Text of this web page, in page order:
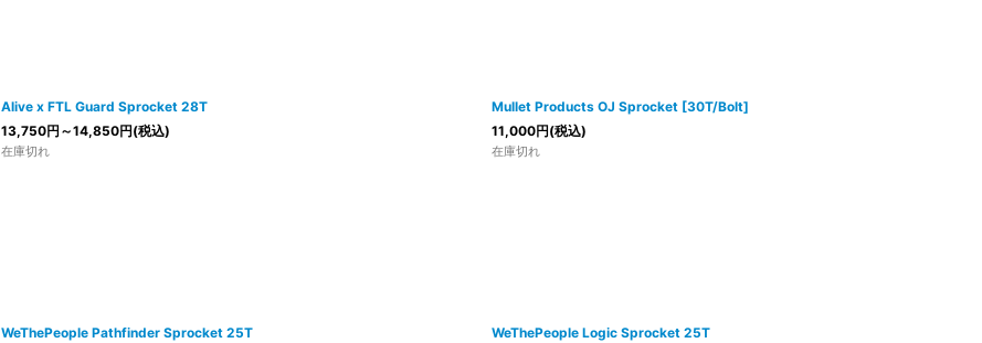
Alive x FTL Guard Sprocket 28T
13,750円 ～14,850円(税込)
在庫切れ
Mullet Products OJ Sprocket [30T/Bolt]
11,000円(税込)
在庫切れ
WeThePeople Pathfinder Sprocket 25T
WeThePeople Logic Sprocket 25T